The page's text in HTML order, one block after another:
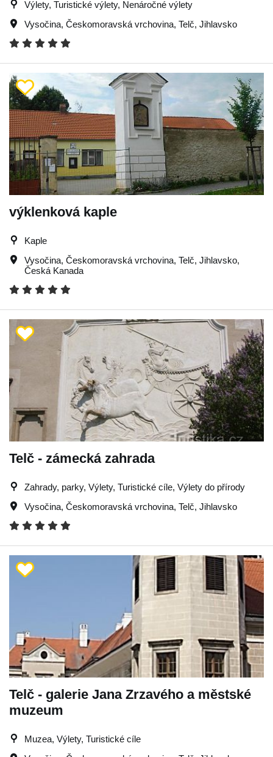
Výlety, Turistické výlety, Nenáročné výlety
Vysočina, Českomoravská vrchovina, Telč, Jihlavsko
výklenková kaple
Kaple
Vysočina, Českomoravská vrchovina, Telč, Jihlavsko,
Česká Kanada
Telč - zámecká zahrada
Zahrady, parky, Výlety, Turistické cíle, Výlety do přírody
Vysočina, Českomoravská vrchovina, Telč, Jihlavsko
Telč - galerie Jana Zrzavého a městské
muzeum
Muzea, Výlety, Turistické cíle